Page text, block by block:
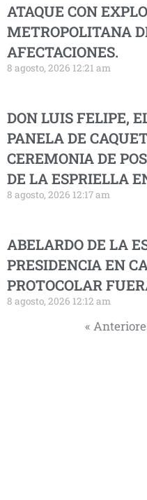
ATAQUE CON
METROPOLITANA
AFECTACIONES.
8 agosto, 2026 12:21 am
DON LUIS FELIPE,
PANELA DE
CEREMONIA DE
DE LA ESPRIELLA
8 agosto, 2026 12:17 am
ABELARDO DE LA
PRESIDENCIA EN
PROTOCOLAR
8 agosto, 2026 12:12 am
«